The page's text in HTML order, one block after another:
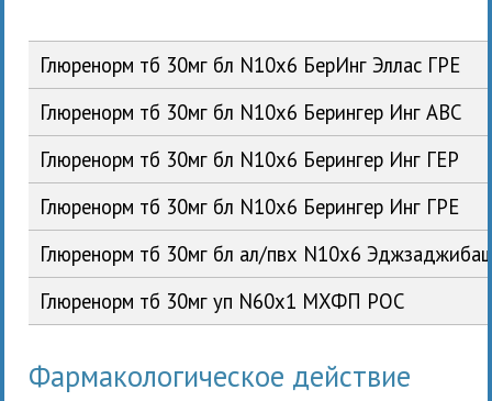
Глюренорм тб 30мг бл N10x6 БерИнг Эллас ГРЕ
Глюренорм тб 30мг бл N10x6 Берингер Инг АВС
Глюренорм тб 30мг бл N10x6 Берингер Инг ГЕР
Глюренорм тб 30мг бл N10x6 Берингер Инг ГРЕ
Глюренорм тб 30мг бл ал/пвх N10x6
Глюренорм тб 30мг уп N60x1 МХФП РОС
Фармакологическое действие